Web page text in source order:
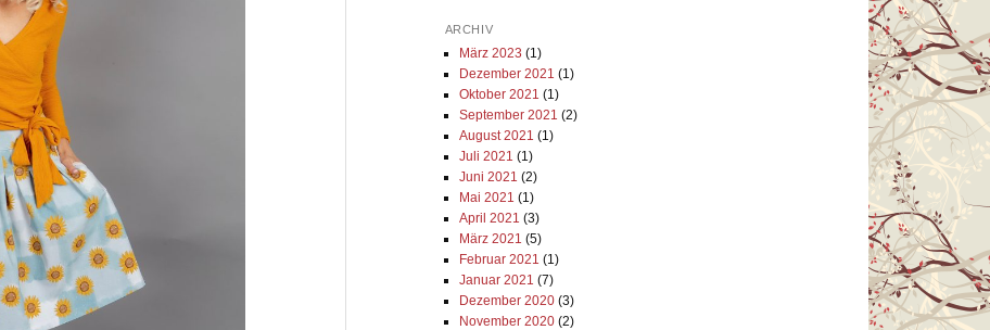
ARCHIV
März 2023 (1)
Dezember 2021 (1)
Oktober 2021 (1)
September 2021 (2)
August 2021 (1)
Juli 2021 (1)
Juni 2021 (2)
Mai 2021 (1)
April 2021 (3)
März 2021 (5)
Februar 2021 (1)
Januar 2021 (7)
Dezember 2020(3)
November 2020(2)